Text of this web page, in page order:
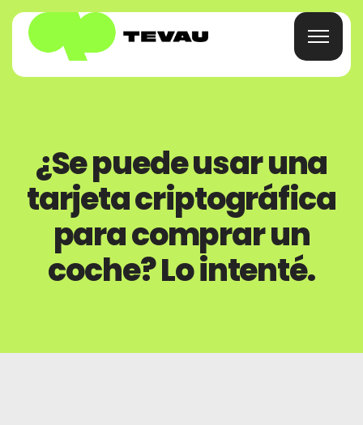
Tarjeta
Billetera
Finanzas
Preguntas Frecuentes
¿Se puede usar una
tarjeta criptográfica
para comprar un
coche? Lo intenté.